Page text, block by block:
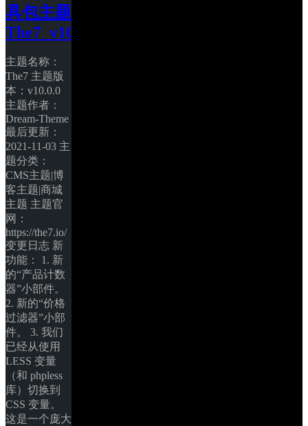
具包主题
The7_v10.0.0
主题名称：
The7 主题版
本：v10.0.0
主题作者：
Dream-Theme
最后更新：
2021-11-03 主
题分类：
CMS主题|博
客主题|商城
主题 主题官
网：
https://the7.io/
变更日志 新
功能： 1. 新
的“产品计数
器”小部件。
2. 新的“价格
过滤器”小部
件。 3. 我们
已经从使用
LESS 变量
（和 phpless
库）切换到
CSS 变量。
这是一个庞大